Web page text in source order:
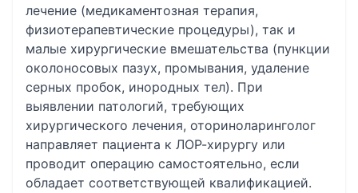
лечение (медикаментозная терапия,
физиотерапевтические процедуры), так и
малые хирургические вмешательства (пункции
околоносовых пазух, промывания, удаление
серных пробок, инородных тел). При
выявлении патологий, требующих
хирургического лечения, оториноларинголог
направляет пациента к ЛОР-хирургу или
проводит операцию самостоятельно, если
обладает соответствующей квалификацией.